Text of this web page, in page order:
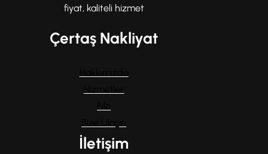
fiyat, kaliteli hizmet
Çertaş Nakliyat
İletişim